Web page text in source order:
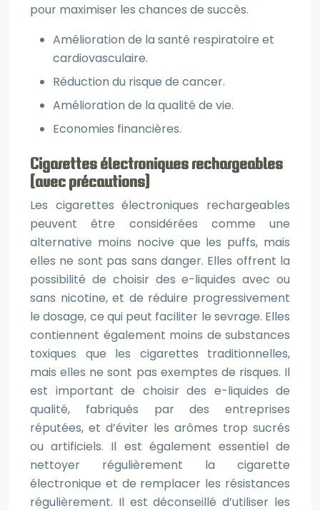
pour maximiser les chances de succès.
Amélioration de la santé respiratoire et
cardiovasculaire.
Réduction du risque de cancer.
Amélioration de la qualité de vie.
Economies financières.
Cigarettes électroniques rechargeables
(avec précautions)
Les cigarettes électroniques rechargeables
peuvent être considérées comme une
alternative moins nocive que les puffs, mais
elles ne sont pas sans danger. Elles offrent la
possibilité de choisir des e-liquides avec ou
sans nicotine, et de réduire progressivement
le dosage, ce qui peut faciliter le sevrage. Elles
contiennent également moins de substances
toxiques que les cigarettes traditionnelles,
mais elles ne sont pas exemptes de risques. Il
est important de choisir des e-liquides de
qualité, fabriqués par des entreprises
réputées, et d’éviter les arômes trop sucrés
ou artificiels. Il est également essentiel de
nettoyer régulièrement la cigarette
électronique et de remplacer les résistances
régulièrement. Il est déconseillé d’utiliser les